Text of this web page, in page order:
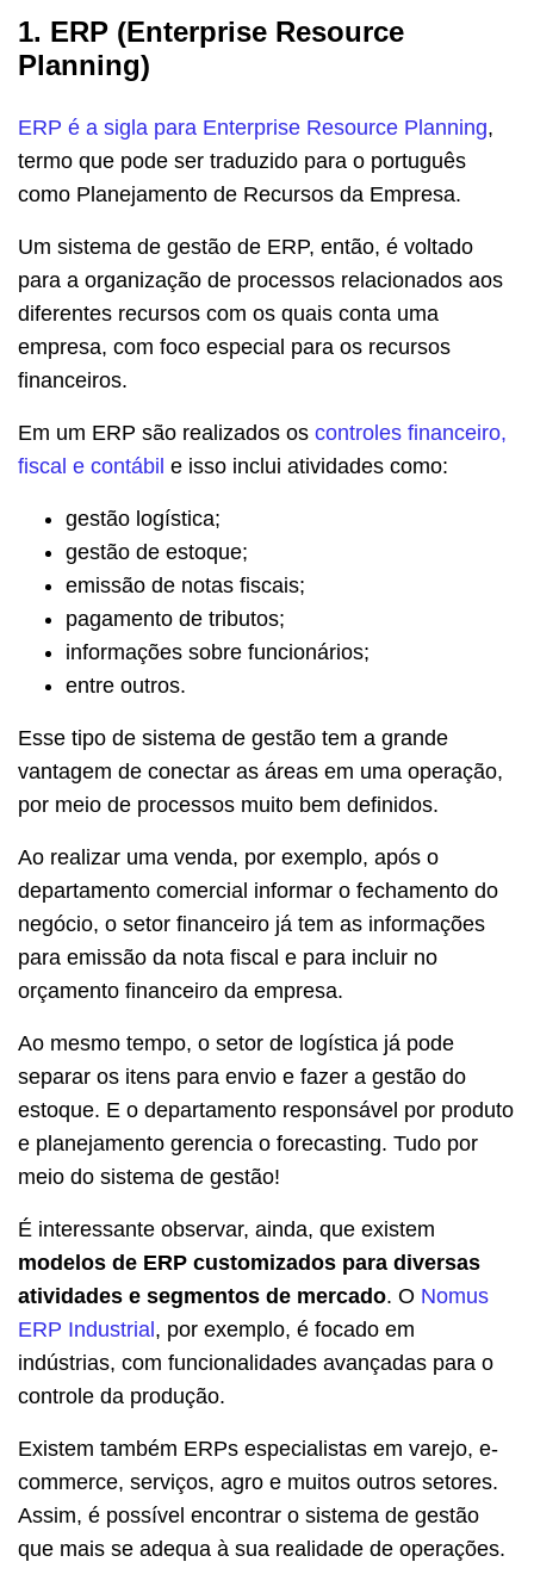
1. ERP (Enterprise Resource
Planning)
ERP é a sigla para Enterprise Resource Planning,
termo que pode ser traduzido para o português
como Planejamento de Recursos da Empresa.
Um sistema de gestão de ERP, então, é voltado
para a organização de processos relacionados aos
diferentes recursos com os quais conta uma
empresa, com foco especial para os recursos
financeiros.
Em um ERP são realizados os controles financeiro,
fiscal e contábil e isso inclui atividades como:
gestão logística;
gestão de estoque;
emissão de notas fiscais;
pagamento de tributos;
informações sobre funcionários;
entre outros.
Esse tipo de sistema de gestão tem a grande
vantagem de conectar as áreas em uma operação,
por meio de processos muito bem definidos.
Ao realizar uma venda, por exemplo, após o
departamento comercial informar o fechamento do
negócio, o setor financeiro já tem as informações
para emissão da nota fiscal e para incluir no
orçamento financeiro da empresa.
Ao mesmo tempo, o setor de logística já pode
separar os itens para envio e fazer a gestão do
estoque. E o departamento responsável por produto
e planejamento gerencia o forecasting. Tudo por
meio do sistema de gestão!
É interessante observar, ainda, que existem
modelos de ERP customizados para diversas
atividades e segmentos de mercado. O Nomus
ERP Industrial , por exemplo, é focado em
indústrias, com funcionalidades avançadas para o
controle da produção.
Existem também ERPs especialistas em varejo, e-
commerce, serviços, agro e muitos outros setores.
Assim, é possível encontrar o sistema de gestão
que mais se adequa à sua realidade de operações.